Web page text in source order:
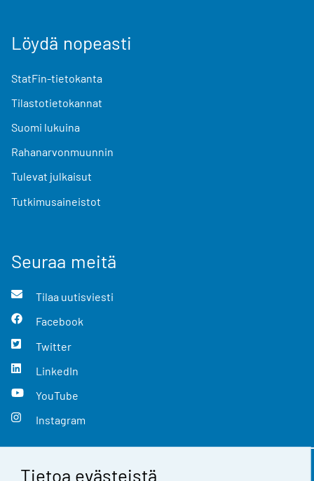
Tietoa evästeistä
Löydä nopeasti
StatFin-tietokanta
Tilastotietokannat
Suomi lukuina
Rahanarvonmuunnin
Tulevat julkaisut
Tutkimusaineistot
Seuraa meitä
Tilaa uutisviesti
Facebook
Twitter
LinkedIn
YouTube
Instagram